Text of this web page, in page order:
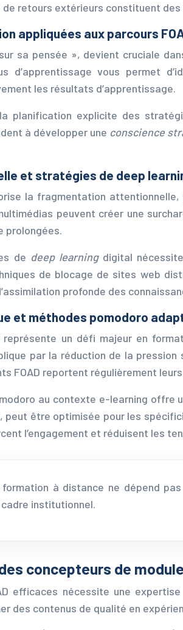
retours extérieurs constituent
appliquées aux parcours
sa pensée », devient cruciale
d’apprentissage vous permet
les résultats d’apprentissage.
planification explicite des
à développer une conscience
et stratégies de deep
la fragmentation
peuvent créer une
prolongées.
de deep learning digital
de blocage de sites web
profonde des
et méthodes pomodoro
un défi majeur en
par la réduction de la
FOAD reportent régulièrement
au contexte e-learning
être optimisée pour les
l’engagement et réduisent les
à distance ne dépend
institutionnel.
concepteurs de
efficaces nécessite une
des contenus de qualité en